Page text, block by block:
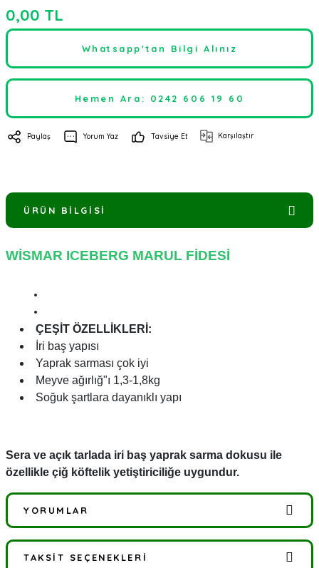
0,00 TL
Whatsapp'tan Bilgi Alınız
Hemen Ara: 0242 606 19 60
Paylaş Yorum Yaz Tavsiye Et Karşılaştır
ÜRÜN BILGISI
WİSMAR ICEBERG MARUL FİDESİ
ÇEŞİT ÖZELLİKLERİ:
İri baş yapısı
Yaprak sarması çok iyi
Meyve ağırlığ"ı 1,3-1,8kg
Soğuk şartlara dayanıklı yapı
Sera ve açık tarlada iri baş yaprak sarma dokusu ile
özellikle çiğ köftelik yetiştiriciliğe uygundur.
YORUMLAR
TAKSIT SEÇENEKLERI